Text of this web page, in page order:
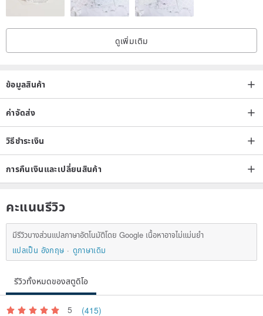
ดูเพิ่มเติม
ข้อมูลสินค้า
ค่าจัดส่ง
วิธีชำระเงิน
การคืนเงินและเปลี่ยนสินค้า
คะแนนรีวิว
มีรีวิวบางส่วนแปลภาษาอัตโนมัติโดย Google เนื้อหาอาจไม่แม่นยำ
แปลเป็น อังกฤษ
ดูภาษาเดิม
รีวิวทั้งหมดของสตูดิโอ
5 (415)